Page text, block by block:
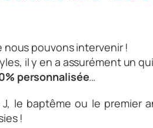
nous pouvons intervenir !
il y en a assurément un
personnalisée…
le baptême ou le premier
!